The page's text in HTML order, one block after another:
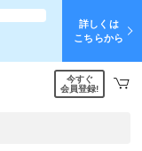
詳しくは
こちらから
今すぐ
会員登録!